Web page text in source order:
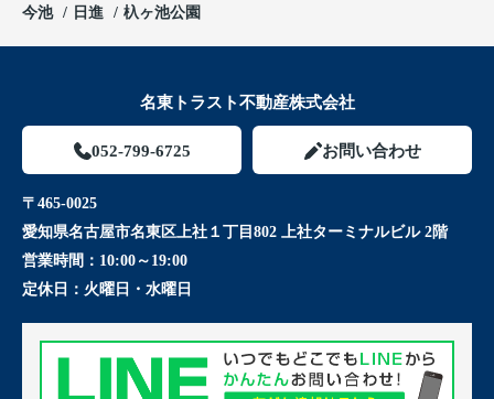
今池
日進 杁ヶ池公園
名東トラスト不動産株式会社
052-799-6725 お問い合わせ
〒465-0025
愛知県名古屋市名東区上社１丁目802 上社ターミナルビル 2階
営業時間： 10:00～19:00
定休日： 火曜日・水曜日